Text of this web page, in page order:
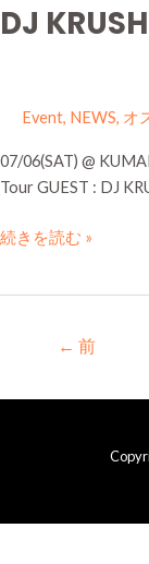
DJ
Event, NEWS, オ
07/06(SAT) @
Tour GUEST : DJ
続きを読む »
← 前